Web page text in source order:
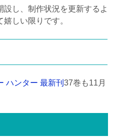
し、制作状況を更新するよ
しい限りです。
ハンター 最新刊 37巻も11月